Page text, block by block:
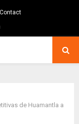
Contact
de Huamantla a